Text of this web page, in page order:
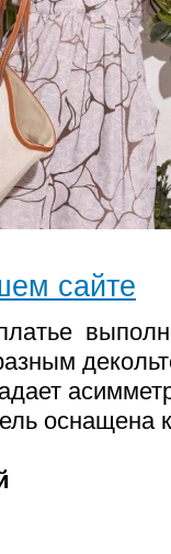
сайте
оснащена